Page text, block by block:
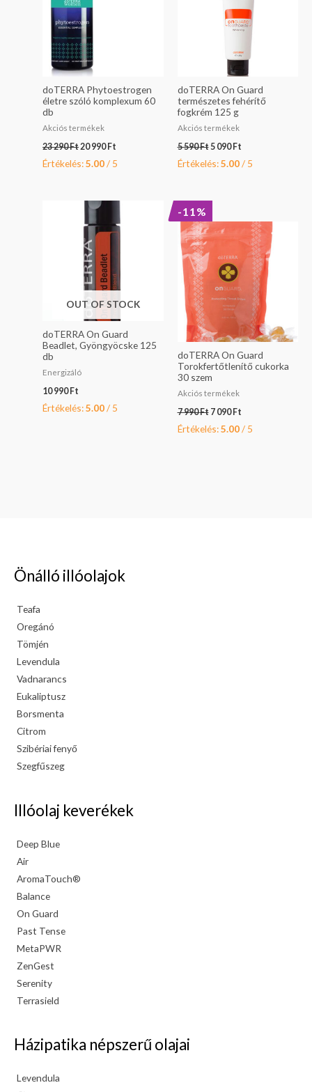
doTERRA Phytoestrogen
életre szóló komplexum 60
db
Akciós termékek
23 290Ft 20 990Ft
Értékelés:5.00/ 5
doTERRA On Guard
természetes fehérítő
fogkrém 125 g
Akciós termékek
5 590Ft5 090Ft
Értékelés:5.00/ 5
OUT OF STOCK
doTERRA On Guard
Beadlet, Gyöngyöcske 125
db
Energizáló
10 990 Ft
Értékelés:5.00/ 5
-11%
doTERRA On Guard
Torokfertőtlenítő cukorka
30 szem
Akciós termékek
7 990Ft
was:
7
7 090 Ft
7
090 Ft.
Értékelés:5.00/ 5
Önálló illóolajok
Teafa
Oregánó
Tömjén
Levendula
Vadnarancs
Eukaliptusz
Borsmenta
Citrom
Szibériai fenyő
Szegfűszeg
Illóolaj keverékek
Deep Blue
Air
AromaTouch®
Balance
On Guard
Past Tense
MetaPWR
ZenGest
Serenity
Terrasield
Házipatika népszerű olajai
Levendula